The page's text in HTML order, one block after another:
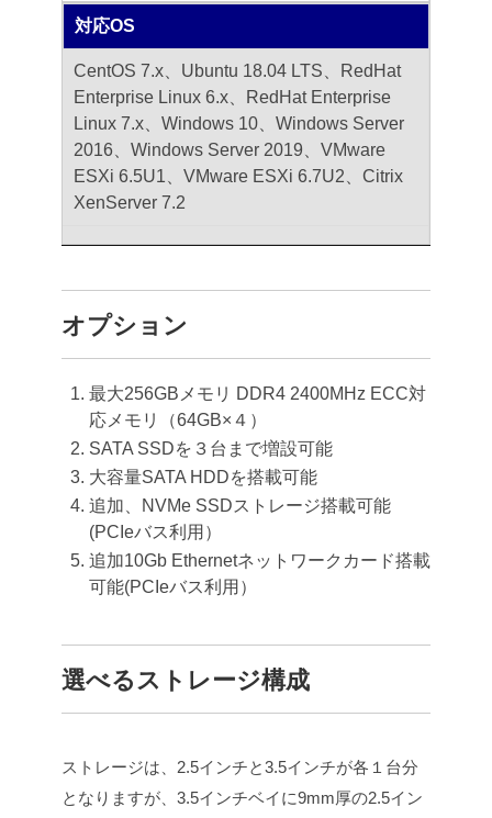
対応OS
CentOS 7.x、Ubuntu 18.04 LTS、RedHat
Enterprise Linux 6.x、RedHat Enterprise
Linux 7.x、Windows 10、Windows Server
2016、Windows Server 2019、VMware
ESXi 6.5U1、VMware ESXi 6.7U2、Citrix
XenServer 7.2
オプション
最大256GBメモリ DDR4 2400MHz ECC対
応メモリ（64GB×４）
SATA SSDを３台まで増設可能
大容量SATA HDDを搭載可能
追加、NVMe SSDストレージ搭載可能
(PCIeバス利用）
追加10Gb Ethernetネットワークカード搭載
可能(PCIeバス利用）
選べるストレージ構成
ストレージは、2.5インチと3.5インチが各１台分
となりますが、3.5インチベイに9mm厚の2.5イン